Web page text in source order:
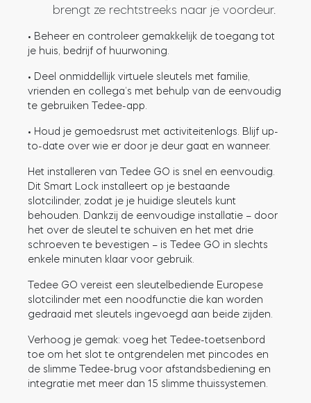
Tedee Keypad PRO
Tedee Biometric Module
BleBox Smart Relais Module
Tedee Dry Contact
Tedee GO2
Nu kopen
brengt ze rechtstreeks naar je voordeur.
• Beheer en controleer gemakkelijk de toegang tot
je huis, bedrijf of huurwoning.
• Deel onmiddellijk virtuele sleutels met familie,
vrienden en collega’s met behulp van de eenvoudig
te gebruiken Tedee-app.
• Houd je gemoedsrust met activiteitenlogs. Blijf up-
to-date over wie er door je deur gaat en wanneer.
Het installeren van Tedee GO is snel en eenvoudig.
Dit Smart Lock installeert op je bestaande
slotcilinder, zodat je je huidige sleutels kunt
behouden. Dankzij de eenvoudige installatie – door
het over de sleutel te schuiven en het met drie
schroeven te bevestigen – is Tedee GO in slechts
enkele minuten klaar voor gebruik.
Tedee GO vereist een sleutelbediende Europese
slotcilinder met een noodfunctie die kan worden
gedraaid met sleutels ingevoegd aan beide zijden.
Verhoog je gemak: voeg het Tedee-toetsenbord
toe om het slot te ontgrendelen met pincodes en
de slimme Tedee-brug voor afstandsbediening en
integratie met meer dan 15 slimme thuissystemen.